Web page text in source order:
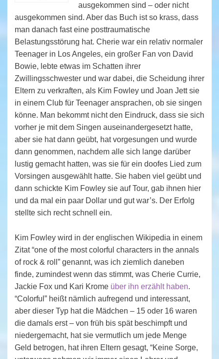
ausgekommen sind – oder nicht
ausgekommen sind. Aber das Buch ist so krass, dass
man danach fast eine posttraumatische
Belastungsstörung hat. Cherie war ein relativ normaler
Teenager in Los Angeles, ein großer Fan von David
Bowie, lebte etwas im Schatten ihrer
Zwillingsschwester und war dabei, die Scheidung ihrer
Eltern zu verkraften, als Kim Fowley und Joan Jett sie
in einem Club für Teenager ansprachen, ob sie singen
könne. Man bekommt nicht den Eindruck, dass sie sich
vorher je mit dem Singen auseinandergesetzt hatte,
aber sie hat dann geübt, hat vorgesungen und wurde
dann genommen, nachdem alle sich lange darüber
lustig gemacht hatten, was sie für ein doofes Lied zum
Vorsingen ausgewählt hatte. Sie haben viel geübt und
dann schickte Kim Fowley sie auf Tour, gab ihnen hier
und da mal ein paar Dollar und gut war’s. Der Erfolg
stellte sich recht schnell ein.
Kim Fowley wird in der englischen Wikipedia in einem
Zitat “one of the most colorful characters in the annals
of rock & roll” genannt, was ich ziemlich daneben
finde, zumindest wenn das stimmt, was Cherie Currie,
Jackie Fox und Kari Krome über ihn erzählt haben.
“Colorful” heißt nämlich aufregend und interessant,
aber dieser Typ hat die Mädchen – 15 oder 16 waren
die damals erst – von früh bis spät beschimpft und
niedergemacht, hat sie vermutlich um jede Menge
Geld betrogen, hat ihren Eltern gesagt, “Keine Sorge,